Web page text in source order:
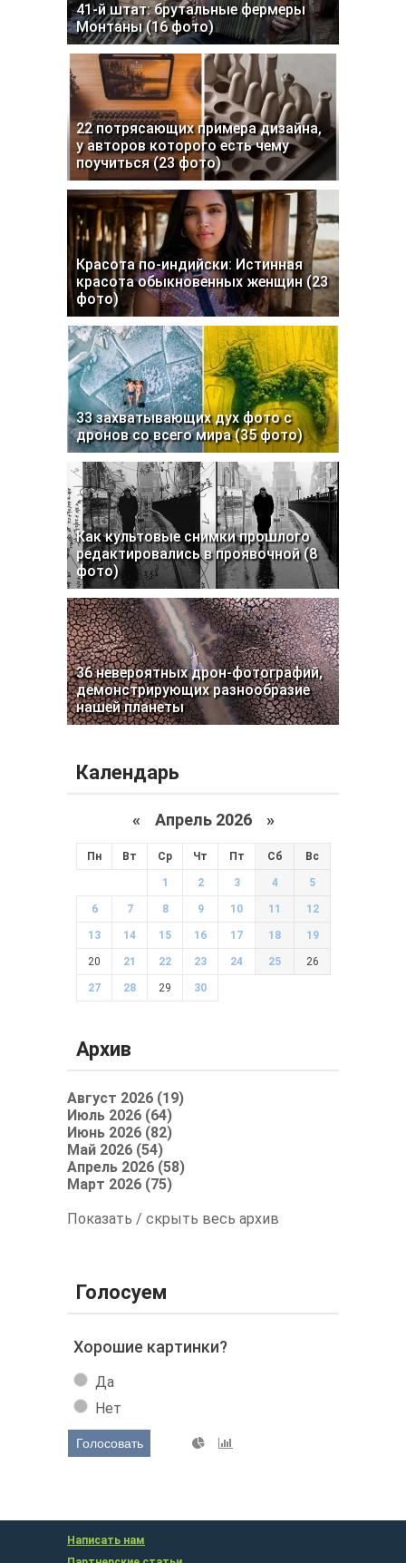
41-й штат: брутальные фермеры
Монтаны (16 фото)
22 потрясающих примера дизайна,
у авторов которого есть чему
поучиться (23 фото)
Красота по-индийски: Истинная
красота обыкновенных женщин (23
фото)
33 захватывающих дух фото с
дронов со всего мира (35 фото)
Как культовые снимки прошлого
редактировались в проявочной (8
фото)
36 невероятных дрон-фотографий,
демонстрирующих разнообразие
нашей планеты
Календарь
« Апрель 2026 »
Пн Вт Ср Чт Пт Сб Вс
1 2 3 4 5
6 7 8 9 10 11 12
13 14 15 16 17 18 19
20 21 22 23 24 25 26
27 28 29 30
Архив
Август 2026 (19)
Июль 2026 (64)
Июнь 2026 (82)
Май 2026 (54)
Апрель 2026 (58)
Март 2026 (75)
Показать / скрыть весь архив
Голосуем
Хорошие картинки?
Да
Нет
Голосовать
Написать нам